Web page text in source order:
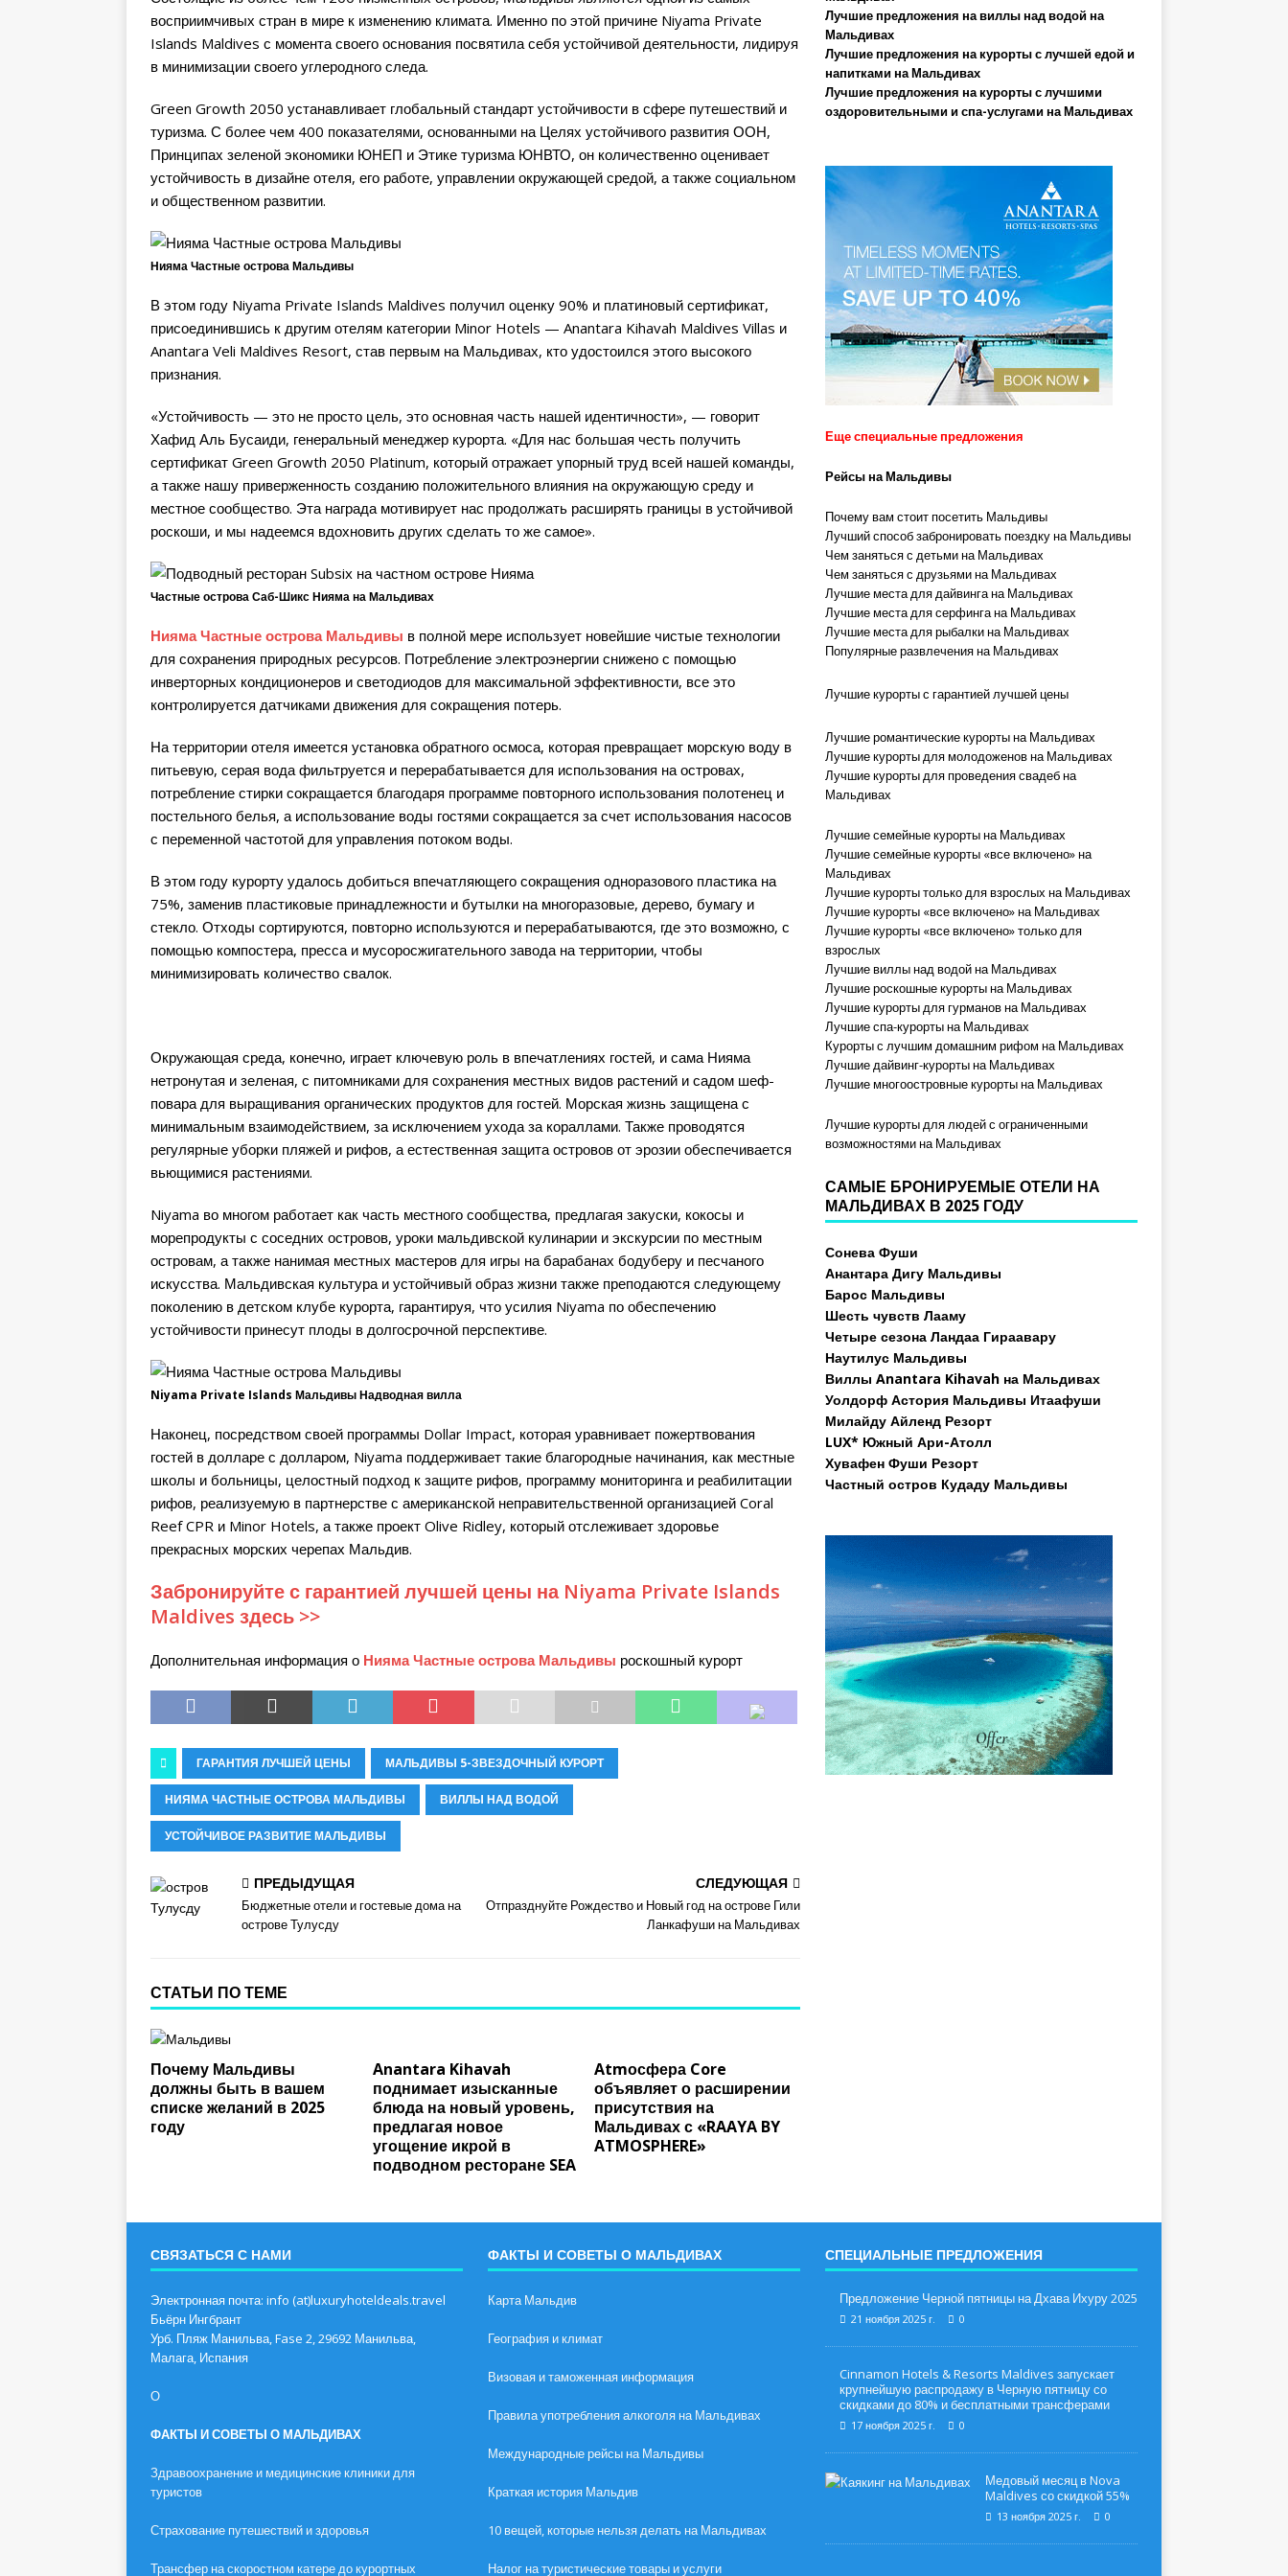
восприимчивых стран в мире к изменению климата. Именно по этой причине Niyama Private
Islands Maldives с момента своего основания посвятила себя устойчивой деятельности, лидируя
в минимизации своего углеродного следа.
Green Growth 2050 устанавливает глобальный стандарт устойчивости в сфере путешествий и
туризма. С более чем 400 показателями, основанными на Целях устойчивого развития ООН,
Принципах зеленой экономики ЮНЕП и Этике туризма ЮНВТО, он количественно оценивает
устойчивость в дизайне отеля, его работе, управлении окружающей средой, а также социальном
и общественном развитии.
Нияма Частные острова Мальдивы
В этом году Niyama Private Islands Maldives получил оценку 90% и платиновый сертификат,
присоединившись к другим отелям категории Minor Hotels — Anantara Kihavah Maldives Villas и
Anantara Veli Maldives Resort, став первым на Мальдивах, кто удостоился этого высокого
признания.
«Устойчивость — это не просто цель, это основная часть нашей идентичности», — говорит
Хафид Аль Бусаиди, генеральный менеджер курорта. «Для нас большая честь получить
сертификат Green Growth 2050 Platinum, который отражает упорный труд всей нашей команды,
а также нашу приверженность созданию положительного влияния на окружающую среду и
местное сообщество. Эта награда мотивирует нас продолжать расширять границы в устойчивой
роскоши, и мы надеемся вдохновить других сделать то же самое».
Частные острова Саб-Шикс Нияма на Мальдивах
Нияма Частные острова Мальдивы в полной мере использует новейшие чистые технологии
для сохранения природных ресурсов. Потребление электроэнергии снижено с помощью
инверторных кондиционеров и светодиодов для максимальной эффективности, все это
контролируется датчиками движения для сокращения потерь.
На территории отеля имеется установка обратного осмоса, которая превращает морскую воду в
питьевую, серая вода фильтруется и перерабатывается для использования на островах,
потребление стирки сокращается благодаря программе повторного использования полотенец и
постельного белья, а использование воды гостями сокращается за счет использования насосов
с переменной частотой для управления потоком воды.
В этом году курорту удалось добиться впечатляющего сокращения одноразового пластика на
75%, заменив пластиковые принадлежности и бутылки на многоразовые, дерево, бумагу и
стекло. Отходы сортируются, повторно используются и перерабатываются, где это возможно, с
помощью компостера, пресса и мусоросжигательного завода на территории, чтобы
минимизировать количество свалок.
Окружающая среда, конечно, играет ключевую роль в впечатлениях гостей, и сама Нияма
нетронутая и зеленая, с питомниками для сохранения местных видов растений и садом шеф-
повара для выращивания органических продуктов для гостей. Морская жизнь защищена с
минимальным взаимодействием, за исключением ухода за кораллами. Также проводятся
регулярные уборки пляжей и рифов, а естественная защита островов от эрозии обеспечивается
вьющимися растениями.
Niyama во многом работает как часть местного сообщества, предлагая закуски, кокосы и
морепродукты с соседних островов, уроки мальдивской кулинарии и экскурсии по местным
островам, а также нанимая местных мастеров для игры на барабанах бодуберу и песчаного
искусства. Мальдивская культура и устойчивый образ жизни также преподаются следующему
поколению в детском клубе курорта, гарантируя, что усилия Niyama по обеспечению
устойчивости принесут плоды в долгосрочной перспективе.
Niyama Private Islands Мальдивы Надводная вилла
Наконец, посредством своей программы Dollar Impact, которая уравнивает пожертвования
гостей в долларе с долларом, Niyama поддерживает такие благородные начинания, как местные
школы и больницы, целостный подход к защите рифов, программу мониторинга и реабилитации
рифов, реализуемую в партнерстве с американской неправительственной организацией Coral
Reef CPR и Minor Hotels, а также проект Olive Ridley, который отслеживает здоровье
прекрасных морских черепах Мальдив.
Забронируйте с гарантией лучшей цены на Niyama Private Islands
Maldives здесь >>
Дополнительная информация о Нияма Частные острова Мальдивы роскошный курорт
ГАРАНТИЯ ЛУЧШЕЙ ЦЕНЫ МАЛЬДИВЫ 5-ЗВЕЗДОЧНЫЙ КУРОРТ
НИЯМА ЧАСТНЫЕ ОСТРОВА МАЛЬДИВЫ ВИЛЛЫ НАД ВОДОЙ
УСТОЙЧИВОЕ РАЗВИТИЕ МАЛЬДИВЫ
ПРЕДЫДУЩАЯ
Бюджетные отели и гостевые дома на
острове Тулусду
СЛЕДУЮЩАЯ
Отпразднуйте Рождество и Новый год на острове Гили
Ланкафуши на Мальдивах
СТАТЬИ ПО ТЕМЕ
Почему Мальдивы
должны быть в вашем
списке желаний в 2025
году
Anantara Kihavah
поднимает изысканные
блюда на новый уровень,
предлагая новое
угощение икрой в
подводном ресторане SEA
Atmосфера Core
объявляет о расширении
присутствия на
Мальдивах с «RAAYA BY
ATMOSPHERE»
Лучшие предложения на виллы над водой на
Мальдивах
Лучшие предложения на курорты с лучшей едой и
напитками на Мальдивах
Лучшие предложения на курорты с лучшими
оздоровительными и спа-услугами на Мальдивах
Еще специальные предложения
Рейсы на Мальдивы
Почему вам стоит посетить Мальдивы
Лучший способ забронировать поездку на Мальдивы
Чем заняться с детьми на Мальдивах
Чем заняться с друзьями на Мальдивах
Лучшие места для дайвинга на Мальдивах
Лучшие места для серфинга на Мальдивах
Лучшие места для рыбалки на Мальдивах
Популярные развлечения на Мальдивах
Лучшие курорты с гарантией лучшей цены
Лучшие романтические курорты на Мальдивах
Лучшие курорты для молодоженов на Мальдивах
Лучшие курорты для проведения свадеб на
Мальдивах
Лучшие семейные курорты на Мальдивах
Лучшие семейные курорты «все включено» на
Мальдивах
Лучшие курорты только для взрослых на Мальдивах
Лучшие курорты «все включено» на Мальдивах
Лучшие курорты «все включено» только для
взрослых
Лучшие виллы над водой на Мальдивах
Лучшие роскошные курорты на Мальдивах
Лучшие курорты для гурманов на Мальдивах
Лучшие спа-курорты на Мальдивах
Курорты с лучшим домашним рифом на Мальдивах
Лучшие дайвинг-курорты на Мальдивах
Лучшие многоостровные курорты на Мальдивах
Лучшие курорты для людей с ограниченными
возможностями на Мальдивах
САМЫЕ БРОНИРУЕМЫЕ ОТЕЛИ НА
МАЛЬДИВАХ В 2025 ГОДУ
Сонева Фуши
Анантара Дигу Мальдивы
Барос Мальдивы
Шесть чувств Лааму
Четыре сезона Ландаа Гираавару
Наутилус Мальдивы
Виллы Anantara Kihavah на Мальдивах
Уолдорф Астория Мальдивы Итаафуши
Милайду Айленд Резорт
LUX* Южный Ари-Атолл
Хувафен Фуши Резорт
Частный остров Кудаду Мальдивы
СВЯЗАТЬСЯ С НАМИ
Электронная почта: info (at)luxuryhoteldeals.travel
Бьёрн Ингбрант
Урб. Пляж Манильва, Fase 2, 29692 Манильва,
Малага, Испания
О
ФАКТЫ И СОВЕТЫ О МАЛЬДИВАХ
Здравоохранение и медицинские клиники для
туристов
Страхование путешествий и здоровья
Трансфер на скоростном катере до курортных
ФАКТЫ И СОВЕТЫ О МАЛЬДИВАХ
Карта Мальдив
География и климат
Визовая и таможенная информация
Правила употребления алкоголя на Мальдивах
Международные рейсы на Мальдивы
Краткая история Мальдив
10 вещей, которые нельзя делать на Мальдивах
Налог на туристические товары и услуги
СПЕЦИАЛЬНЫЕ ПРЕДЛОЖЕНИЯ
Предложение Черной пятницы на Дхава Ихуру 2025
21 ноября 2025 г. 0
Cinnamon Hotels & Resorts Maldives запускает
крупнейшую распродажу в Черную пятницу со
скидками до 80% и бесплатными трансферами
17 ноября 2025 г. 0
Медовый месяц в Nova
Maldives со скидкой 55%
13 ноября 2025 г. 0